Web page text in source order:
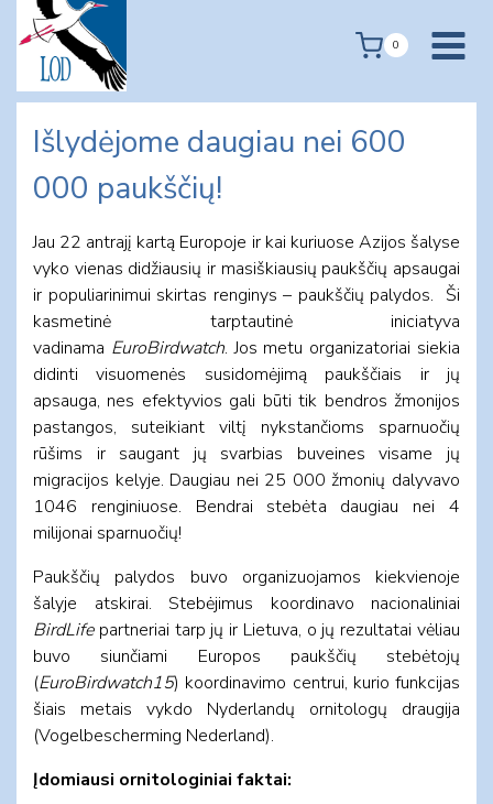
content
0
Išlydėjome daugiau nei 600
000 paukščių!
Jau 22 antrajį kartą Europoje ir kai kuriuose Azijos šalyse
vyko vienas didžiausių ir masiškiausių paukščių apsaugai
ir populiarinimui skirtas renginys – paukščių palydos. Ši
kasmetinė tarptautinė iniciatyva
vadinama EuroBirdwatch. Jos metu organizatoriai siekia
didinti visuomenės susidomėjimą paukščiais ir jų
apsauga, nes efektyvios gali būti tik bendros žmonijos
pastangos, suteikiant viltį nykstančioms sparnuočių
rūšims ir saugant jų svarbias buveines visame jų
migracijos kelyje. Daugiau nei 25 000 žmonių dalyvavo
1046 renginiuose. Bendrai stebėta daugiau nei 4
milijonai sparnuočių!
Paukščių palydos buvo organizuojamos kiekvienoje
šalyje atskirai. Stebėjimus koordinavo nacionaliniai
BirdLifepartneriai tarp jų ir Lietuva, o jų rezultatai vėliau
buvo siunčiami Europos paukščių stebėtojų
(EuroBirdwatch15) koordinavimo centrui, kurio funkcijas
šiais metais vykdo Nyderlandų ornitologų draugija
(Vogelbescherming Nederland).
Įdomiausi ornitologiniai faktai: